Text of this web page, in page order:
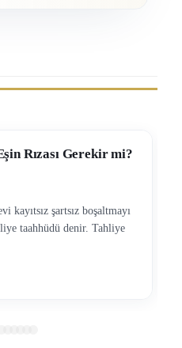
İçin Arabuluculuk
10’a yakın şehirde
kişi hayatını
kuşağında…